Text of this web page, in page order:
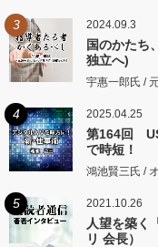
3 2024.09.3
国のかたち
独立へ)
宇惠一郎氏 /
4 2025.04.25
第164回
で時短！
鴻池賢三氏 /
5 2021.10.26
人望を築く
リ 会長）